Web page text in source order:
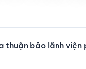
bảo lãnh viện